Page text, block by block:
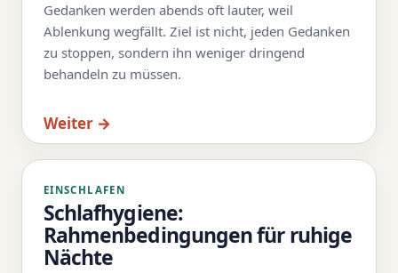
Gedanken werden abends oft lauter, weil
Ablenkung wegfällt. Ziel ist nicht, jeden Gedanken
zu stoppen, sondern ihn weniger dringend
behandeln zu müssen.
Weiter →
EINSCHLAFEN
Schlafhygiene:
Rahmenbedingungen für ruhige
Nächte